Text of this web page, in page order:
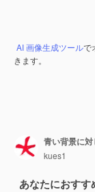
AI 画像生成ツールで
きます。
青い背景に
kues1
あなたにおすす